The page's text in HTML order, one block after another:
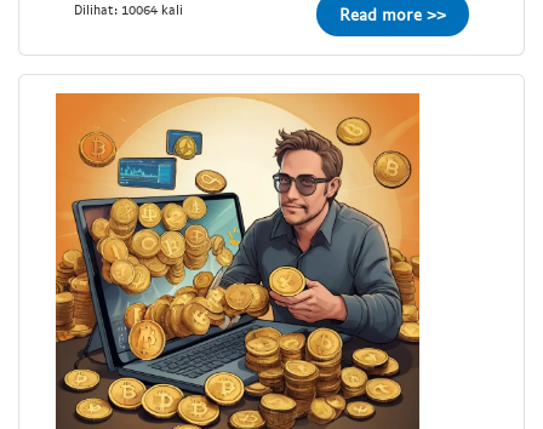
Dilihat: 10064 kali Read more >>